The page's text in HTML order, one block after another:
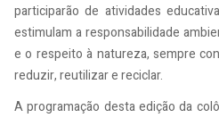
participarão de atividades
estimulam a responsabilidade
e o respeito à natureza, sempre
reduzir, reutilizar e reciclar.
A programação desta edição da